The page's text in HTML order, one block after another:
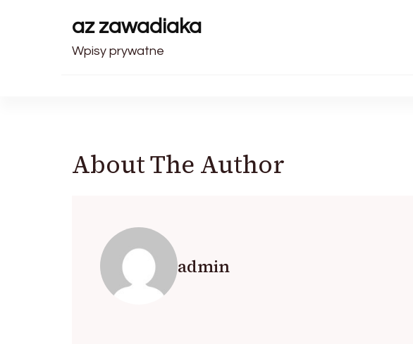
az zawadiaka
Wpisy prywatne
About The Author
admin